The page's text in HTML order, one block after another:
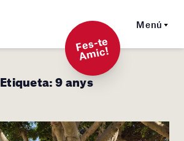
Menú
F
es-t
e
A
mi
c!
Etiqueta:9 anys